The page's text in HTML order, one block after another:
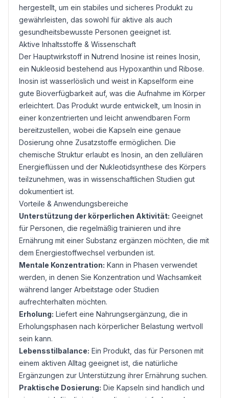
hergestellt, um ein stabiles und sicheres Produkt zu
gewährleisten, das sowohl für aktive als auch
gesundheitsbewusste Personen geeignet ist.
Aktive Inhaltsstoffe & Wissenschaft
Der Hauptwirkstoff in Nutrend Inosine ist reines Inosin,
ein Nukleosid bestehend aus Hypoxanthin und Ribose.
Inosin ist wasserlöslich und weist in Kapselform eine
gute Bioverfügbarkeit auf, was die Aufnahme im Körper
erleichtert. Das Produkt wurde entwickelt, um Inosin in
einer konzentrierten und leicht anwendbaren Form
bereitzustellen, wobei die Kapseln eine genaue
Dosierung ohne Zusatzstoffe ermöglichen. Die
chemische Struktur erlaubt es Inosin, an den zellulären
Energieflüssen und der Nukleotidsynthese des Körpers
teilzunehmen, was in wissenschaftlichen Studien gut
dokumentiert ist.
Vorteile & Anwendungsbereiche
Unterstützung der körperlichen Aktivität: Geeignet
für Personen, die regelmäßig trainieren und ihre
Ernährung mit einer Substanz ergänzen möchten, die mit
dem Energiestoffwechsel verbunden ist.
Mentale Konzentration: Kann in Phasen verwendet
werden, in denen Sie Konzentration und Wachsamkeit
während langer Arbeitstage oder Studien
aufrechterhalten möchten.
Erholung: Liefert eine Nahrungsergänzung, die in
Erholungsphasen nach körperlicher Belastung wertvoll
sein kann.
Lebensstilbalance: Ein Produkt, das für Personen mit
einem aktiven Alltag geeignet ist, die natürliche
Ergänzungen zur Unterstützung ihrer Ernährung suchen.
Praktische Dosierung: Die Kapseln sind handlich und